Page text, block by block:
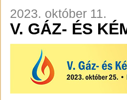
2023. október 11.
V. GÁZ- ÉS